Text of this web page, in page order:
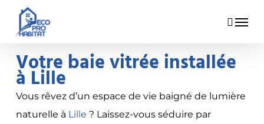
content
Menu
Votre baie vitrée installée
à Lille
Vous rêvez d’un espace de vie baigné de lumière
naturelle à Lille ? Laissez-vous séduire par